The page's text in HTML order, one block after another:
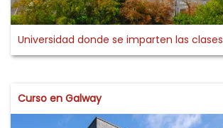
Universidad donde se imparten las clases
Curso en Galway